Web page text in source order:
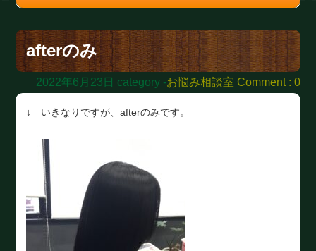
afterのみ
2022年6月23日 category -お悩み相談室 Comment : 0
↓ いきなりですが、afterのみです。